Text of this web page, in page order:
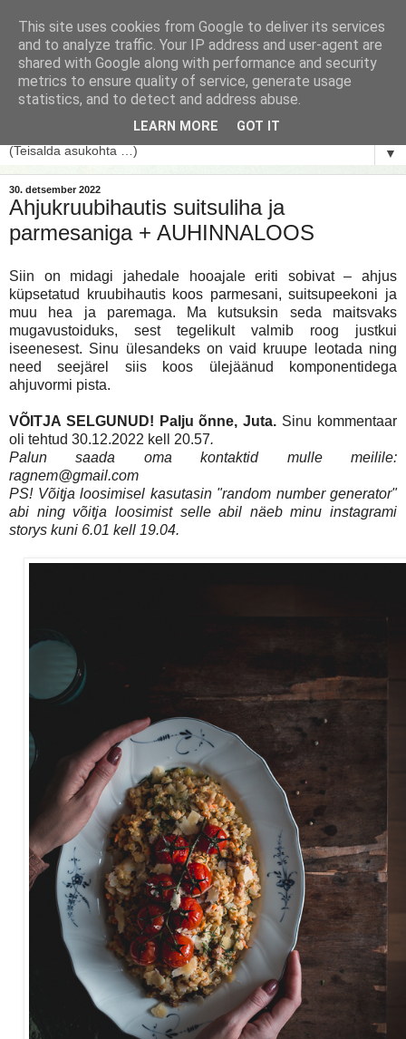
▼
30. detsember 2022
Ahjukruubihautis suitsuliha ja
parmesaniga + AUHINNALOOS
Siin on midagi jahedale hooajale eriti sobivat – ahjus
küpsetatud kruubihautis koos parmesani, suitsupeekoni ja
muu hea ja paremaga. Ma kutsuksin seda maitsvaks
mugavustoiduks, sest tegelikult valmib roog justkui
iseenesest. Sinu ülesandeks on vaid kruupe leotada ning
need seejärel siis koos ülejäänud komponentidega
ahjuvormi pista.
VÕITJA SELGUNUD! Palju õnne, Juta. Sinu kommentaar
oli tehtud 30.12.2022 kell 20.57.
Palun saada oma kontaktid mulle meilile:
ragnem@gmail.com
PS! Võitja loosimisel kasutasin "random number generator"
abi ning võitja loosimist selle abil näeb minu instagrami
storys kuni 6.01 kell 19.04.
This site uses cookies from Google to deliver its services
and to analyze traffic. Your IP address and user-agent are
shared with Google along with performance and security
metrics to ensure quality of service, generate usage
statistics, and to detect and address abuse.
LEARN MORE GOT IT